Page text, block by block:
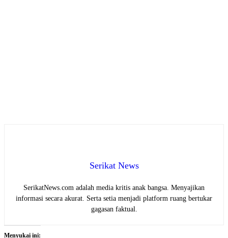
Serikat News
SerikatNews.com adalah media kritis anak bangsa. Menyajikan
informasi secara akurat. Serta setia menjadi platform ruang bertukar
gagasan faktual.
Menyukai ini: